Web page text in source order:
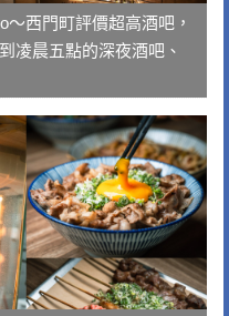
西門町評價超高酒吧，
凌晨五點的深夜酒吧、